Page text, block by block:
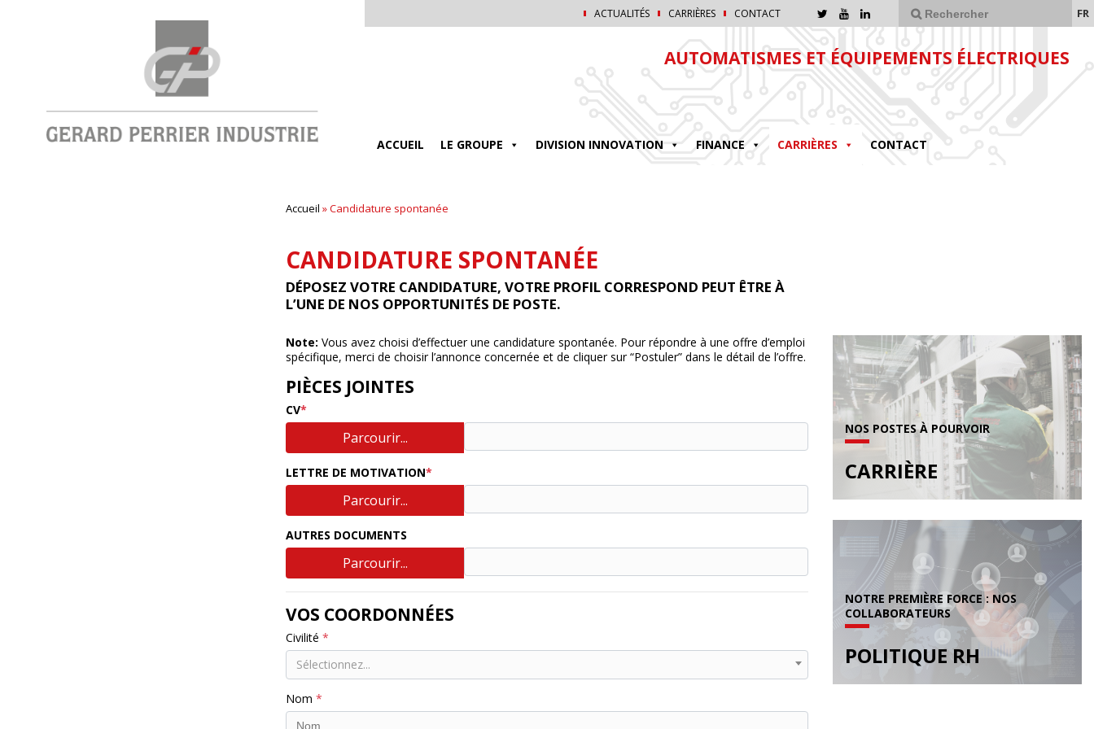
ACTUALITÉS CARRIÈRES CONTACT FR
AUTOMATISMES ET ÉQUIPEMENTS ÉLECTRIQUES
ACCUEIL LE GROUPE DIVISION INNOVATION FINANCE CARRIÈRES CONTACT
Accueil »Candidature spontanée
CANDIDATURE SPONTANÉE
DÉPOSEZ VOTRE CANDIDATURE, VOTRE PROFIL CORRESPOND PEUT ÊTRE À
L’UNE DE NOS OPPORTUNITÉS DE POSTE.
Note: Vous avez choisi d’effectuer une candidature spontanée. Pour répondre à une offre d’emploi
spécifique, merci de choisir l’annonce concernée et de cliquer sur “Postuler” dans le détail de l’offre.
PIÈCES JOINTES
CV
Parcourir...
LETTRE DE MOTIVATION
Parcourir...
AUTRES DOCUMENTS
Parcourir...
VOS COORDONNÉES
Civilité
Sélectionnez...
Nom
NOS POSTES À POURVOIR
CARRIÈRE
NOTRE PREMIÈRE FORCE : NOS
COLLABORATEURS
POLITIQUE RH